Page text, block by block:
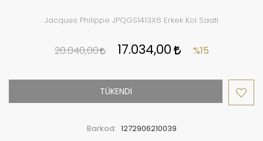
Jacques Philippe JPQGS1413X6 Erkek Kol Saati
20.040,00 17.034,00 %15
TÜKENDİ
Barkod: 1272906210039